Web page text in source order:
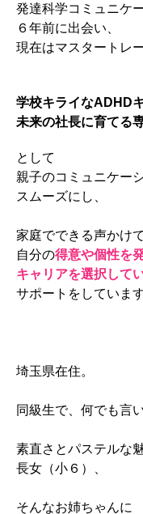
発達科学コミュニケ
６年前に出会い、
現在はマスタートレ
学校キライなADHD
未来の社長に育てる
として
親子のコミュニケー
スムーズにし、
家庭でできる声かけ
自分の得意や個性を
キャリアを選択して
サポートをしています
埼玉県在住。
同級生で、何でも言
素直さとパステルな
長女（小６）、
そんなお姉ちゃんに